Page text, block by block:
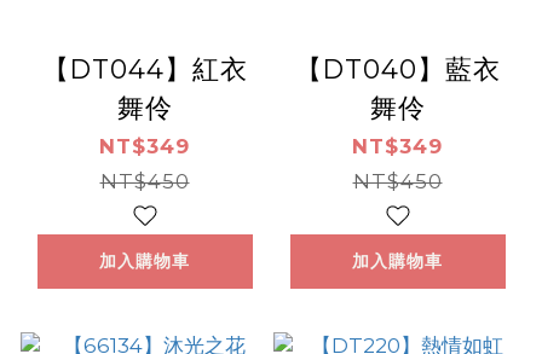
【DT044】紅衣
舞伶
NT$349
NT$450
加入購物車
【DT040】藍衣
舞伶
NT$349
NT$450
加入購物車